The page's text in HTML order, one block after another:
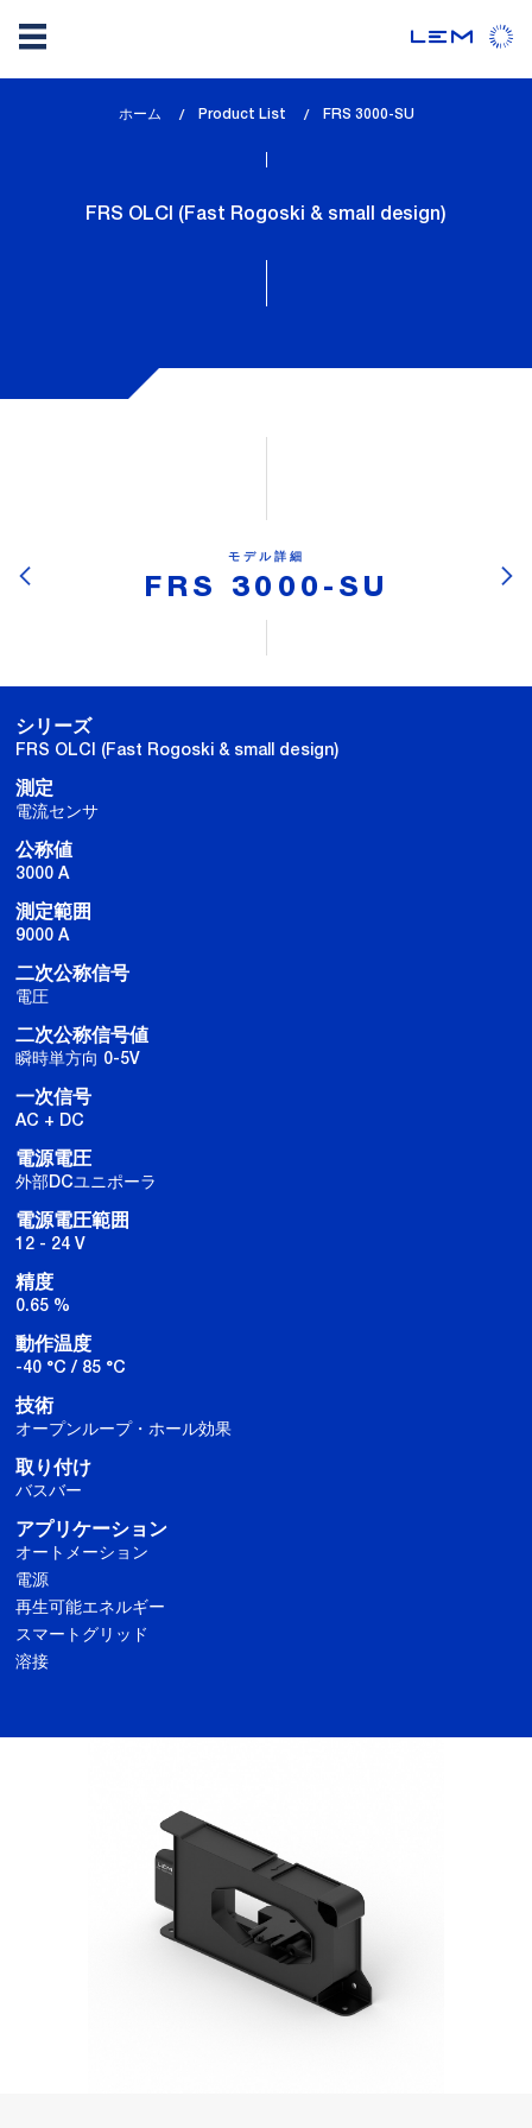
動
ホーム Product List
lem_current_page
FRS 3000-SU
FRS OLCI (Fast Rogoski & small design)
モデル詳細
FRS 3000-SU
シリーズ
FRS OLCI (Fast Rogoski & small design)
測定
電流センサ
公称値
3000 A
測定範囲
9000 A
二次公称信号
電圧
二次公称信号値
瞬時単方向 0-5V
一次信号
AC + DC
電源電圧
外部DCユニポーラ
電源電圧範囲
12 - 24 V
精度
0.65 %
動作温度
-40 °C / 85 °C
技術
オープンループ・ホール効果
取り付け
バスバー
アプリケーション
オートメーション
電源
再生可能エネルギー
スマートグリッド
溶接